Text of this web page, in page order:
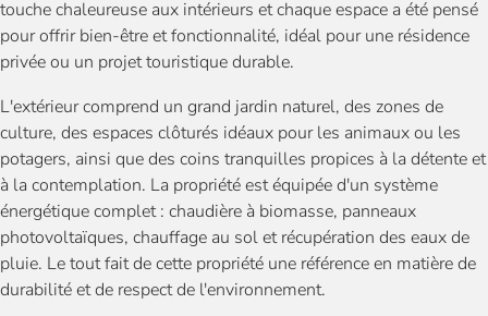
touche chaleureuse aux intérieurs et chaque espace a été pensé
pour offrir bien-être et fonctionnalité, idéal pour une résidence
privée ou un projet touristique durable.
L'extérieur comprend un grand jardin naturel, des zones de
culture, des espaces clôturés idéaux pour les animaux ou les
potagers, ainsi que des coins tranquilles propices à la détente et
à la contemplation. La propriété est équipée d'un système
énergétique complet : chaudière à biomasse, panneaux
photovoltaïques, chauffage au sol et récupération des eaux de
pluie. Le tout fait de cette propriété une référence en matière de
durabilité et de respect de l'environnement.